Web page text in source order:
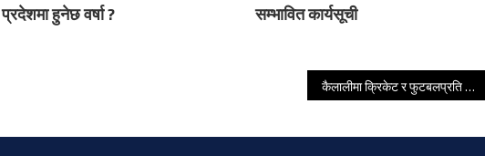
प्रदेशमा हुनेछ वर्षा ?
सम्भावित कार्यसूची
कैलालीमा क्रिकेट र फुटबलप्रति आकर्षण बढ्दो